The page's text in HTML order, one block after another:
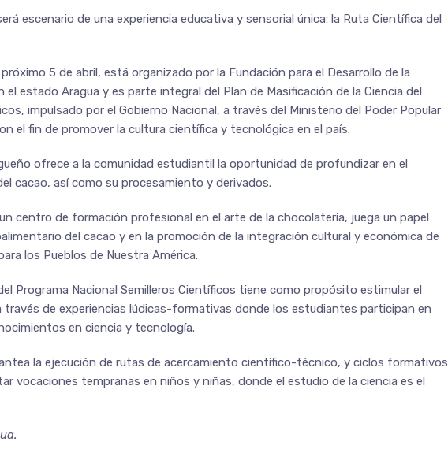
escenario de una experiencia educativa y sensorial única: la Ruta Científica del
5 de abril, está organizado por la Fundación para el Desarrollo de la
el estado Aragua y es parte integral del Plan de Masificación de la Ciencia del
impulsado por el Gobierno Nacional, a través del Ministerio del Poder Popular
el fin de promover la cultura científica y tecnológica en el país.
ofrece a la comunidad estudiantil la oportunidad de profundizar en el
cacao, así como su procesamiento y derivados.
centro de formación profesional en el arte de la chocolatería, juega un papel
del cacao y en la promoción de la integración cultural y económica de
los Pueblos de Nuestra América.
Programa Nacional Semilleros Científicos tiene como propósito estimular el
través de experiencias lúdicas-formativas donde los estudiantes participan en
en ciencia y tecnología.
la ejecución de rutas de acercamiento científico-técnico, y ciclos formativos
vocaciones tempranas en niños y niñas, donde el estudio de la ciencia es el